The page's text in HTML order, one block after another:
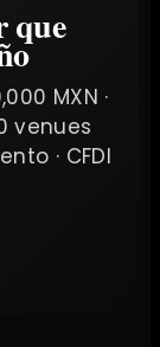
que
MXN ·
venues
· CFDI